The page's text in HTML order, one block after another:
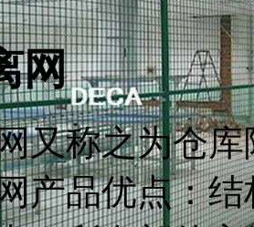
网
又称之为仓
产品优点：